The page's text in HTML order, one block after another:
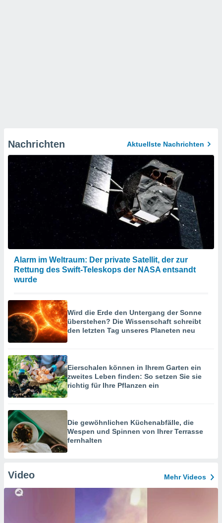
Nachrichten Aktuellste Nachrichten
Alarm im Weltraum: Der private Satellit, der zur
Rettung des Swift-Teleskops der NASA entsandt
wurde
Wird die Erde den Untergang der Sonne
überstehen? Die Wissenschaft schreibt
den letzten Tag unseres Planeten neu
Eierschalen können in Ihrem Garten ein
zweites Leben finden: So setzen Sie sie
richtig für Ihre Pflanzen ein
Die gewöhnlichen Küchenabfälle, die
Wespen und Spinnen von Ihrer Terrasse
fernhalten
Video Mehr Videos